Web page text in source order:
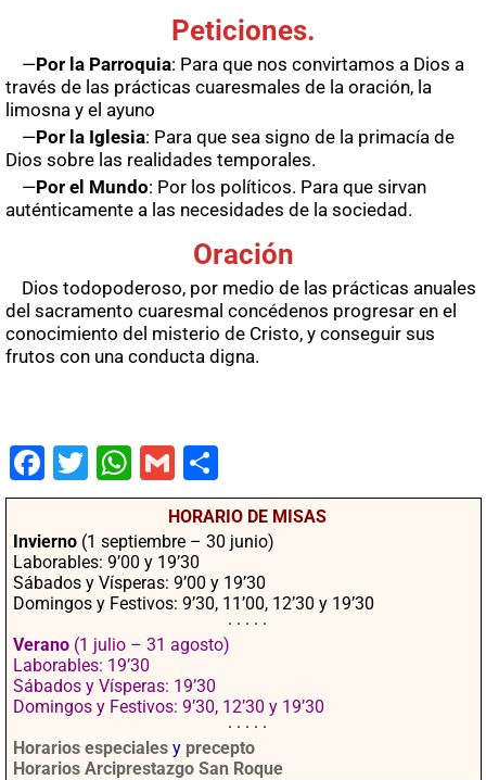
Peticiones.
—Por la Parroquia: Para que nos convirtamos a Dios a
través de las prácticas cuaresmales de la oración, la
limosna y el ayuno
—Por la Iglesia: Para que sea signo de la primacía de
Dios sobre las realidades temporales.
—Por el Mundo: Por los políticos. Para que sirvan
auténticamente a las necesidades de la sociedad.
Oración
Dios todopoderoso, por medio de las prácticas anuales
del sacramento cuaresmal concédenos progresar en el
conocimiento del misterio de Cristo, y conseguir sus
frutos con una conducta digna.
Fac
ebo
Twit
ter
Wha
tsA
pp
Gm
ail
mpa
rtir
HORARIO DE MISAS
Invierno (1 septiembre – 30 junio)
Laborables: 9’00 y 19’30
Sábados y Vísperas: 9’00 y 19’30
Domingos y Festivos: 9’30, 11’00, 12’30 y 19’30
· · · · ·
Verano (1 julio – 31 agosto)
Laborables: 19’30
Sábados y Vísperas: 19’30
Domingos y Festivos: 9’30, 12’30 y 19’30
· · · · ·
Horarios especiales y precepto
Horarios Arciprestazgo San Roque